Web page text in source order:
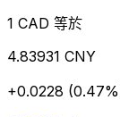
1 CAD 等於
4.83931 CNY
+0.0228